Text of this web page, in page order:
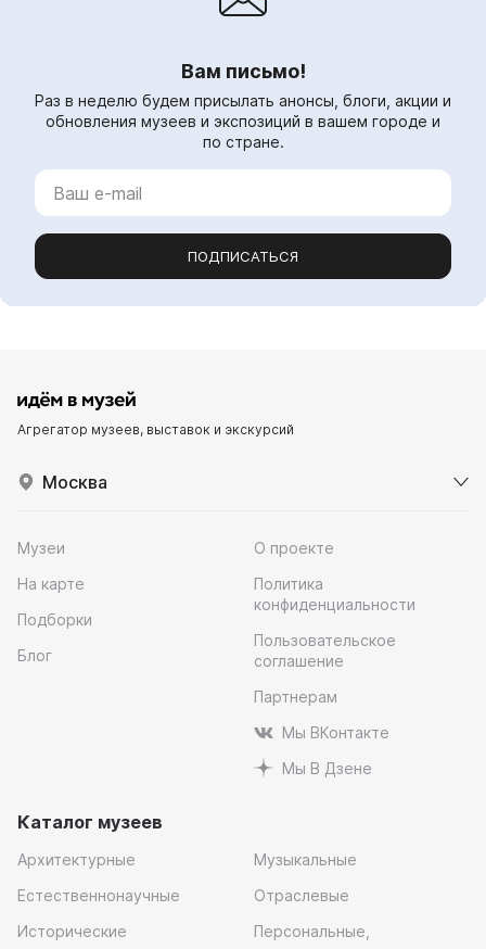
Вам письмо!
Раз в неделю будем присылать анонсы, блоги, акции и
обновления музеев и экспозиций в вашем городе и
по стране.
ПОДПИСАТЬСЯ
Агрегатор музеев, выставок и экскурсий
Москва
Музеи
На карте
Подборки
Блог
О проекте
Политика
конфиденциальности
Пользовательское
соглашение
Партнерам
Мы ВКонтакте
Мы В Дзене
Каталог музеев
Архитектурные
Естественнонаучные
Исторические
Музыкальные
Отраслевые
Персональные,